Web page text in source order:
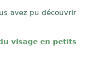
avez pu découvrir
visage en petits